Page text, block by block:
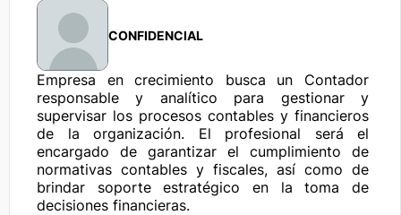
CONFIDENCIAL
Empresa en crecimiento busca un Contador
responsable y analítico para gestionar y
supervisar los procesos contables y financieros
de la organización. El profesional será el
encargado de garantizar el cumplimiento de
normativas contables y fiscales, así como de
brindar soporte estratégico en la toma de
decisiones financieras.